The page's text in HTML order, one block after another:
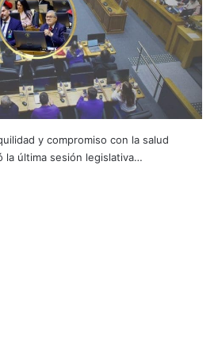
y compromiso con la salud
la última sesión legislativa…